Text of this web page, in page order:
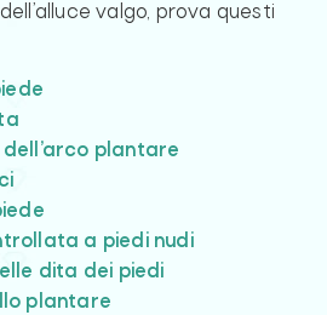
valgo, prova questi
plantare
a piedi nudi
dita dei piedi
plantare